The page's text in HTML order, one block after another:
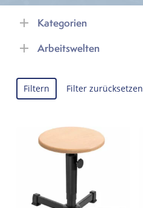
Kategorien
Arbeitswelten
Filtern Filter zurücksetzen